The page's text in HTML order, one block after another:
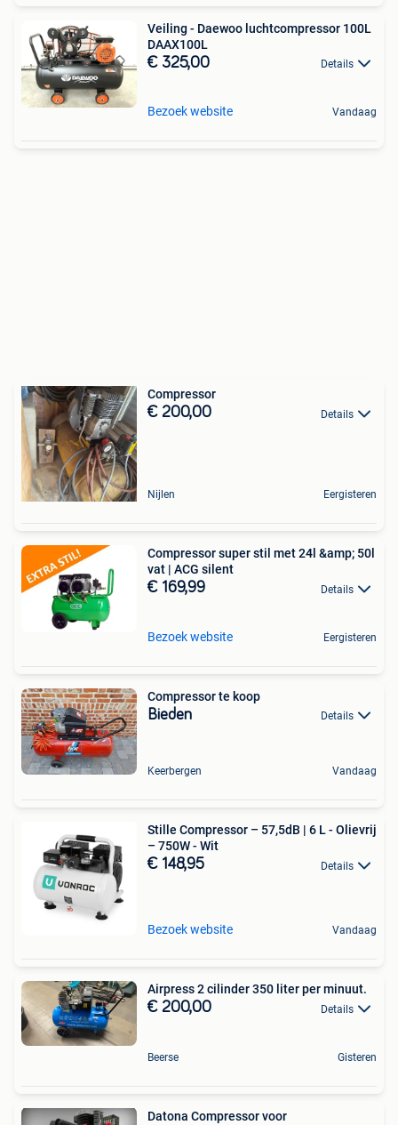
Veiling - Daewoo luchtcompressor 100L
DAAX100L
€ 325,00 Details
Bezoek website Vandaag
Compressor
€ 200,00 Details
Nijlen Eergisteren
Compressor super stil met 24l &amp; 50l
vat | ACG silent
€ 169,99 Details
Bezoek website Eergisteren
Compressor te koop
Bieden Details
Keerbergen Vandaag
Stille Compressor – 57,5dB | 6 L - Olievrij
– 750W - Wit
€ 148,95 Details
Bezoek website Vandaag
Airpress 2 cilinder 350 liter per minuut.
€ 200,00 Details
Beerse Gisteren
Datona Compressor voor